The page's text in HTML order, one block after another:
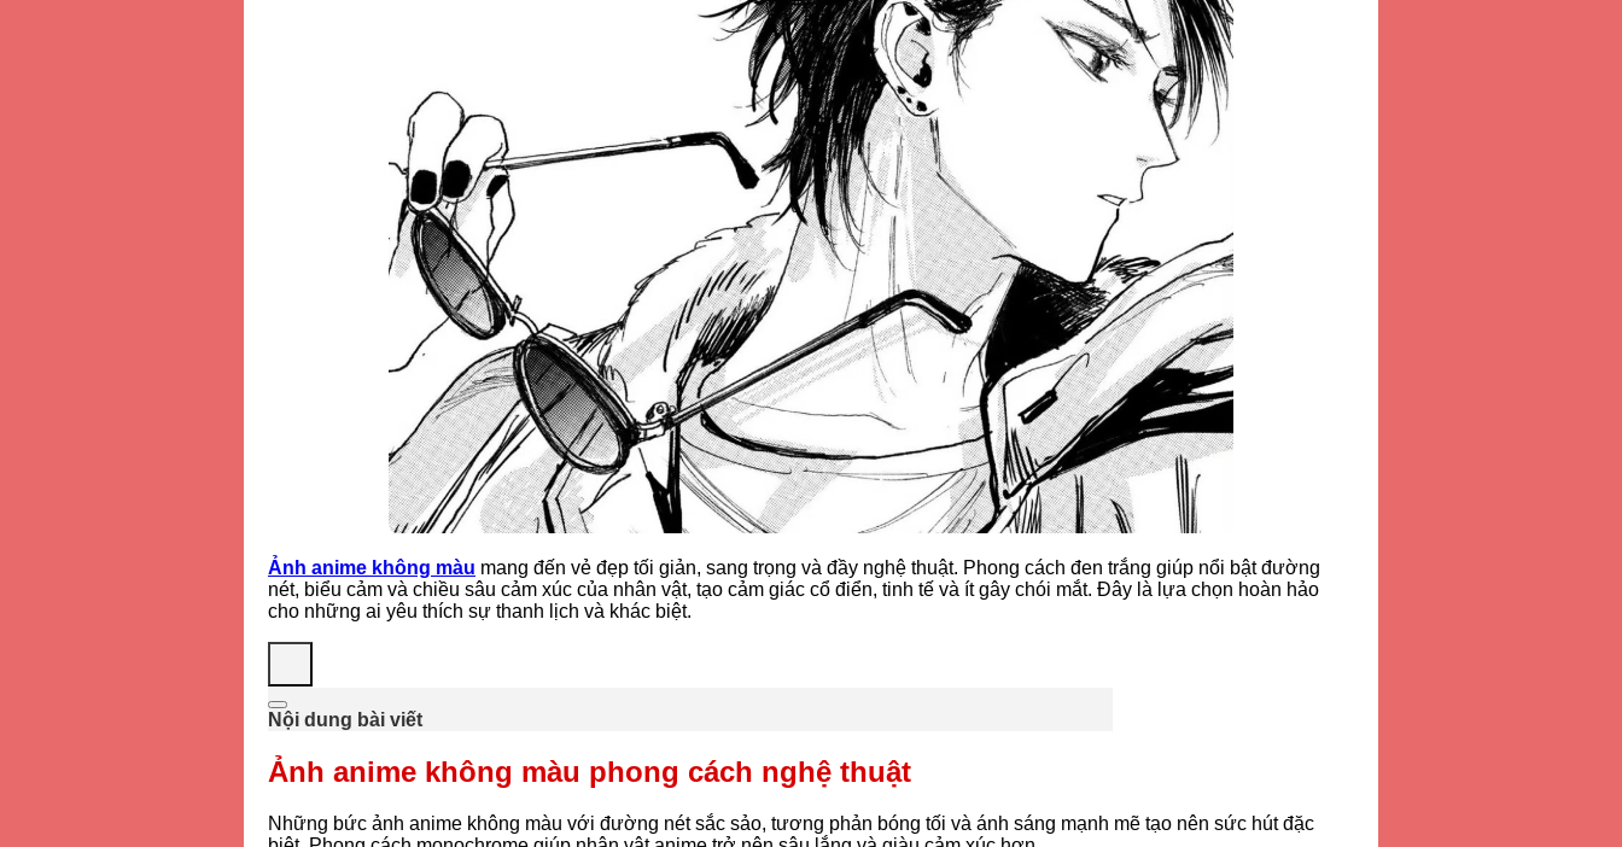
Ảnh anime không màu mang đến vẻ đẹp tối giản, sang trọng và đầy nghệ thuật. Phong cách đen trắng giúp nổi bật đường
nét, biểu cảm và chiều sâu cảm xúc của nhân vật, tạo cảm giác cổ điển, tinh tế và ít gây chói mắt. Đây là lựa chọn hoàn hảo
cho những ai yêu thích sự thanh lịch và khác biệt.
Nội dung bài viết
Ảnh anime không màu phong cách nghệ thuật
Những bức ảnh anime không màu với đường nét sắc sảo, tương phản bóng tối và ánh sáng mạnh mẽ tạo nên sức hút đặc